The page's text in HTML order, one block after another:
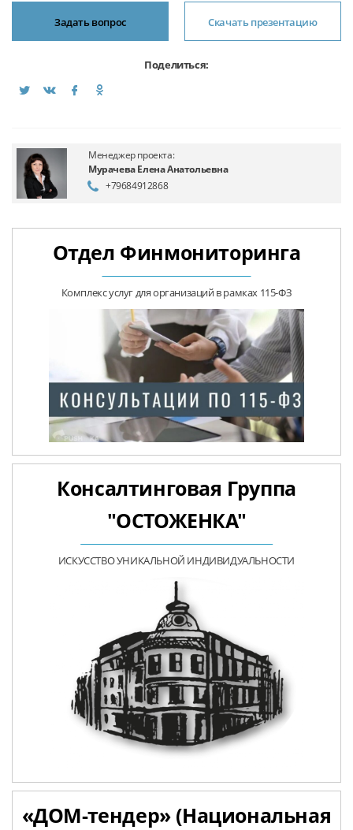
Задать вопрос Скачать презентацию
Поделиться:
Менеджер проекта:
Мурачева Елена Анатольевна
+79684912868
Отдел Финмониторинга
Комплекс услуг для организаций в рамках 115-ФЗ
Консалтинговая Группа
"ОСТОЖЕНКА"
ИСКУССТВО УНИКАЛЬНОЙ ИНДИВИДУАЛЬНОСТИ
«ДОМ-тендер» (Национальная